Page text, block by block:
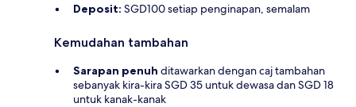
Deposit: SGD100 setiap penginapan, semalam
Kemudahan tambahan
Sarapan penuh ditawarkan dengan caj tambahan
sebanyak kira-kira SGD 35 untuk dewasa dan SGD 18
untuk kanak-kanak